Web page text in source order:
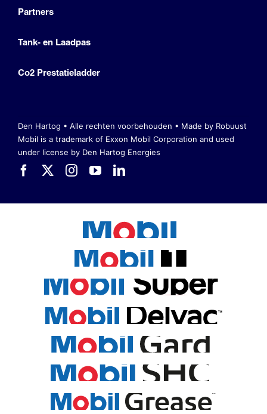
Partners
Tank- en Laadpas
Co2 Prestatieladder
Den Hartog • Alle rechten voorbehouden • Made by Robuust
Mobil is a trademark of Exxon Mobil Corporation and used
under license by Den Hartog Energies